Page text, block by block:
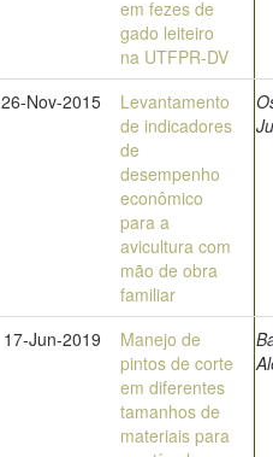
em fezes de
gado leiteiro
na UTFPR-DV
26-Nov-2015
Levantamento
de indicadores
de
desempenho
econômico
para a
avicultura com
mão de obra
familiar
17-Jun-2019
Manejo de
pintos de corte
em diferentes
tamanhos de
materiais para